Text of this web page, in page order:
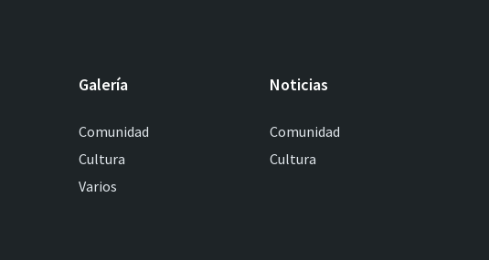
Galería
Comunidad
Cultura
Varios
Noticias
Comunidad
Cultura